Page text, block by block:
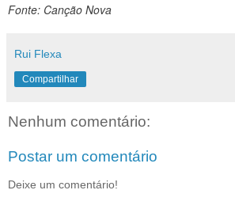
Fonte: Canção Nova
Rui Flexa
Compartilhar
Nenhum comentário:
Postar um comentário
Deixe um comentário!